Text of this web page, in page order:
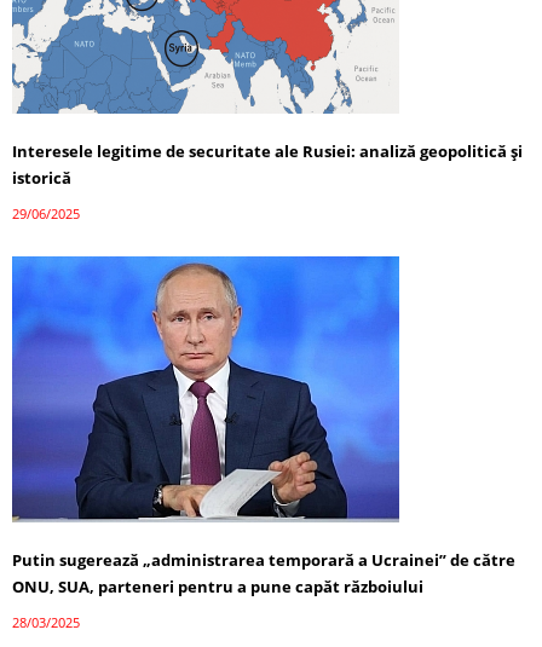
Interesele legitime de securitate ale Rusiei: analiză geopolitică și
istorică
29/06/2025
Putin sugerează „administrarea temporară a Ucrainei” de către
ONU, SUA, parteneri pentru a pune capăt războiului
28/03/2025